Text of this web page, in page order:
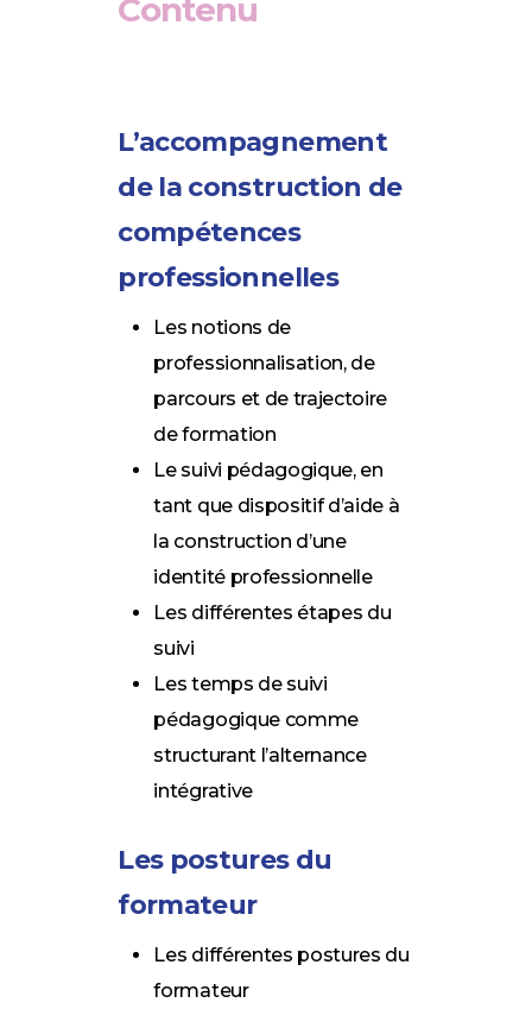
Contenu
L’accompagnement
de la construction de
compétences
professionnelles
Les notions de
professionnalisation, de
parcours et de trajectoire
de formation
Le suivi pédagogique, en
tant que dispositif d’aide à
la construction d’une
identité professionnelle
Les différentes étapes du
suivi
Les temps de suivi
pédagogique comme
structurant l’alternance
intégrative
Les postures du
formateur
Les différentes postures du
formateur